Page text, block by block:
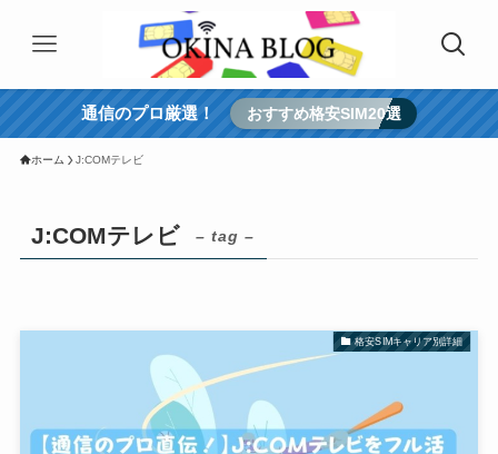
通信のプロ厳選！ おすすめ格安SIM20選
ホーム J:COMテレビ
J:COMテレビ – tag –
格安SIMキャリア別詳細